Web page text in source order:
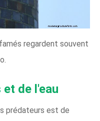
regardent souvent
de l'eau
prédateurs est de